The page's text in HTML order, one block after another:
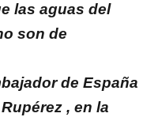
las aguas del
son de
de España
, en la